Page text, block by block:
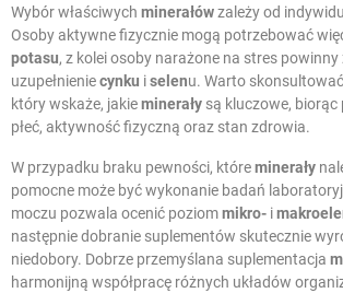
Wybór właściwych minerałówzależy od
Osoby aktywne fizycznie mogą potrzebować
potasu, z kolei osoby narażone na stres
uzupełnieniecynku iselenu. Warto
który wskaże, jakieminerały są kluczowe, biorąc
płeć, aktywność fizyczną oraz stan zdrowia.
W przypadku braku pewności, któreminerały
pomocne może być wykonanie badań
moczu pozwala ocenić poziommikro- i
następnie dobranie suplementów skutecznie
niedobory. Dobrze przemyślana suplementacja
harmonijną współpracę różnych układów